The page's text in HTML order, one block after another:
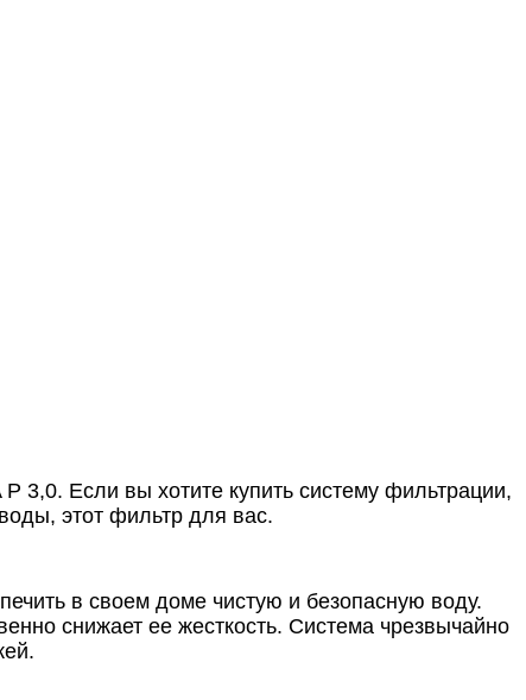
3,0. Если вы хотите купить систему фильтрации,
этот фильтр для вас.
в своем доме чистую и безопасную воду.
снижает ее жесткость. Система чрезвычайно